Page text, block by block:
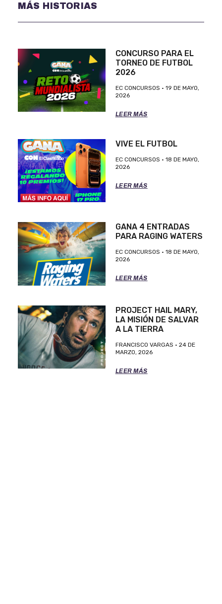
MÁS HISTORIAS
CONCURSO PARA EL
TORNEO DE FUTBOL
2026
EC CONCURSOS
19 DE MAYO,
2026
LEER MÁS
VIVE EL FUTBOL
EC CONCURSOS
18 DE MAYO,
2026
LEER MÁS
GANA 4 ENTRADAS
PARA RAGING WATERS
EC CONCURSOS
18 DE MAYO,
2026
LEER MÁS
PROJECT HAIL MARY,
LA MISIÓN DE SALVAR
A LA TIERRA
FRANCISCO VARGAS
24 DE
MARZO, 2026
LEER MÁS